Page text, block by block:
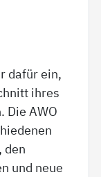
dafür ein,
ihres
Die AWO
den
und neue